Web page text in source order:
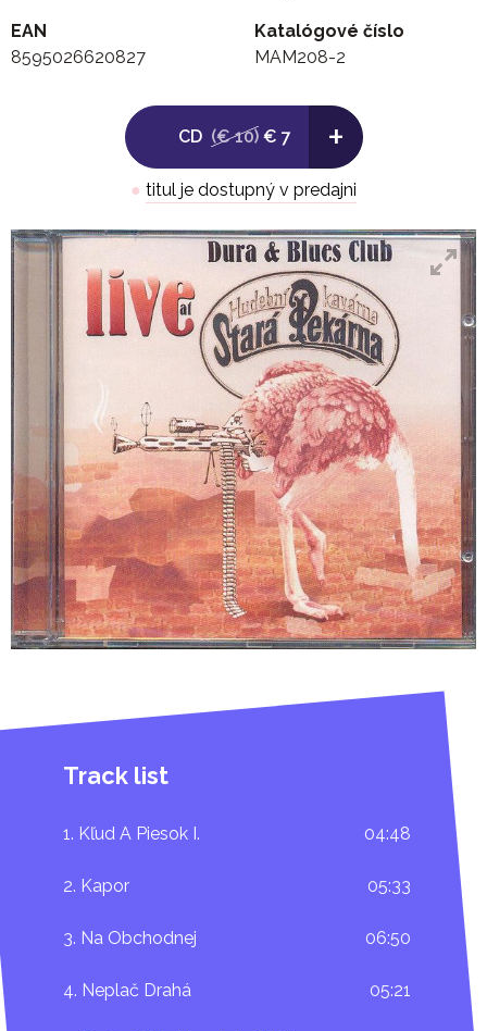
písničkami. Harmonikář Erich Boboš Procházka,
kytarista Martin Zajko a bubeník Igor Sabo svými
koncertního záznamu ze známého brněnského
klubu Stará Pekárna.
EAN
8595026620827
Katalógové číslo
MAM208-2
CD (€ 10) € 7 +
● titul je dostupný v predajni
Track list
1. Kľud A Piesok I. 04:48
2. Kapor 05:33
3. Na Obchodnej 06:50
4. Neplač Drahá 05:21